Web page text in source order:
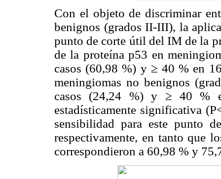
Con el objeto de discriminar
benignos (grados II-III), la
punto de corte útil del IM de la
de la proteína p53 en
casos (60,98 %) y ≥ 40 % en
meningiomas no benignos
casos (24,24 %) y ≥ 40 %
estadísticamente significativa
sensibilidad para este punto
respectivamente, en tanto que
correspondieron a 60,98 % y